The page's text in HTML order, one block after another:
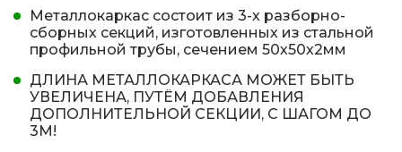
Металлокаркас состоит из 3-х разборно-
сборных секций, изготовленных из стальной
профильной трубы, сечением 50х50х2мм
ДЛИНА МЕТАЛЛОКАРКАСА МОЖЕТ БЫТЬ
УВЕЛИЧЕНА, ПУТЁМ ДОБАВЛЕНИЯ
ДОПОЛНИТЕЛЬНОЙ СЕКЦИИ, С ШАГОМ ДО
3М!